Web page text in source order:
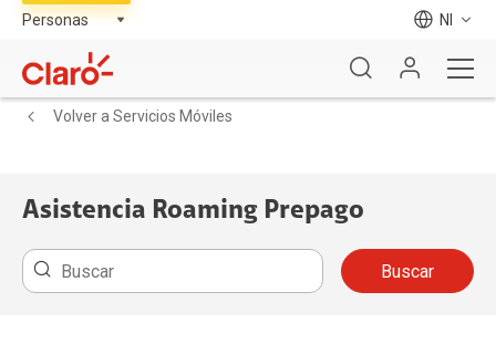
NI
Volver a Servicios Móviles
Asistencia Roaming Prepago
Buscar